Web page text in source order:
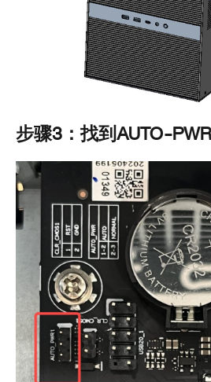
步骤3：找到AUTO-